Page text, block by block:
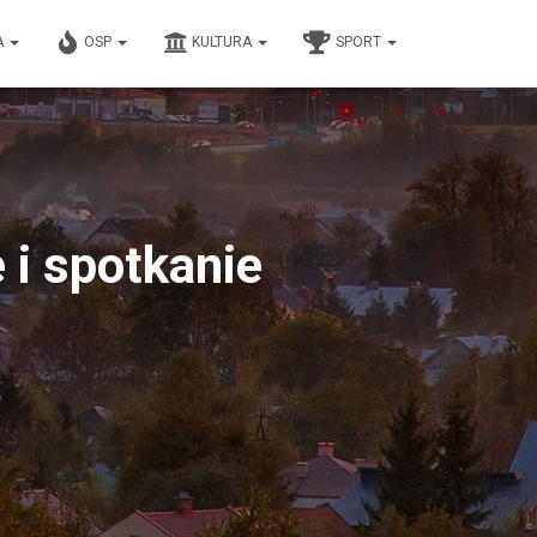
OSP KULTURA SPORT
i spotkanie